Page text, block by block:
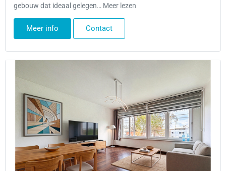
gebouw dat ideaal gelegen… Meer lezen
Meer info Contact